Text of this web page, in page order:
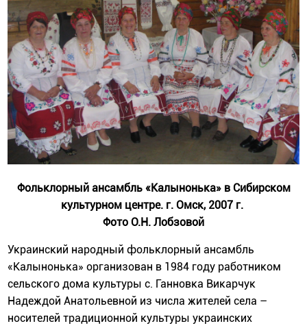
Фольклорный ансамбль «Калынонька» в Сибирском
культурном центре. г. Омск, 2007 г.
Фото О.Н. Лобзовой
Украинский народный фольклорный ансамбль
«Калынонька» организован в 1984 году работником
сельского дома культуры с. Ганновка Викарчук
Надеждой Анатольевной из числа жителей села –
носителей традиционной культуры украинских